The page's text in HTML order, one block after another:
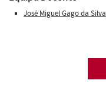
José Miguel Gago da Silva